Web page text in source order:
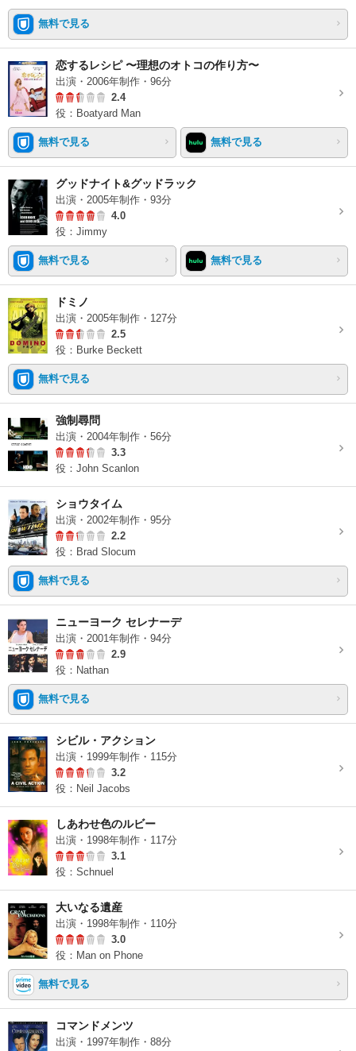
無料で見る
恋するレシピ 〜理想のオトコの作り方〜
出演・2006年制作・96分
2.4
役：Boatyard Man
無料で見る 無料で見る
グッドナイト&グッドラック
出演・2005年制作・93分
4.0
役：Jimmy
無料で見る 無料で見る
ドミノ
出演・2005年制作・127分
2.5
役：Burke Beckett
無料で見る
強制尋問
出演・2004年制作・56分
3.3
役：John Scanlon
ショウタイム
出演・2002年制作・95分
2.2
役：Brad Slocum
無料で見る
ニューヨーク セレナーデ
出演・2001年制作・94分
2.9
役：Nathan
無料で見る
シビル・アクション
出演・1999年制作・115分
3.2
役：Neil Jacobs
しあわせ色のルビー
出演・1998年制作・117分
3.1
役：Schnuel
大いなる遺産
出演・1998年制作・110分
3.0
役：Man on Phone
無料で見る
コマンドメンツ
出演・1997年制作・88分